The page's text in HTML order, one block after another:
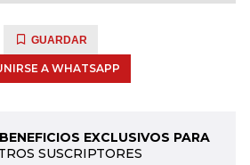
GUARDAR
A WHATSAPP
EXCLUSIVOS PARA
SUSCRIPTORES